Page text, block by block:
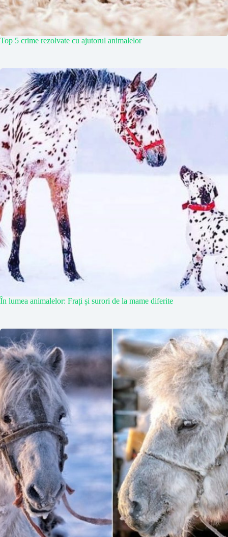
Top 5 crime rezolvate cu ajutorul animalelor
În lumea animalelor: Frați și surori de la mame diferite